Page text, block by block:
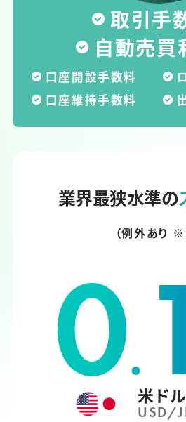
取引手
自動売買
口座開設手数料
口座維持手数料
業界最狭水準の
（例外あり
0.
米ド
USD/